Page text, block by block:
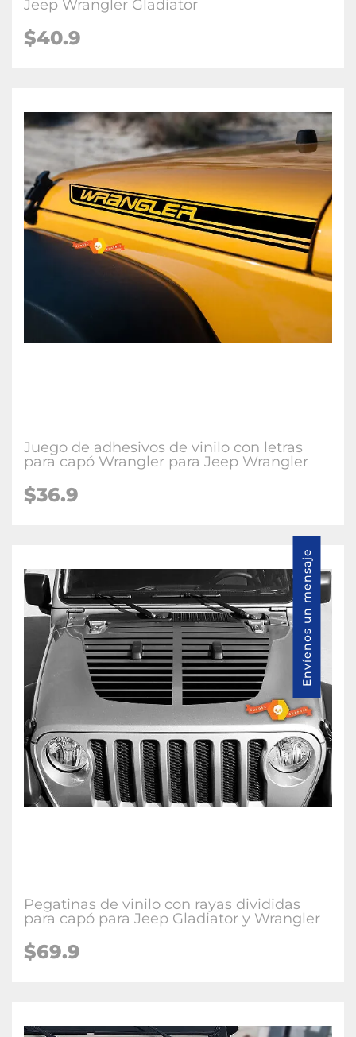
Jeep Wrangler Gladiator
$40.9
Juego de adhesivos de vinilo con letras
para capó Wrangler para Jeep Wrangler
$36.9
Pegatinas de vinilo con rayas divididas
para capó para Jeep Gladiator y Wrangler
$69.9
Envíenos un mensaje